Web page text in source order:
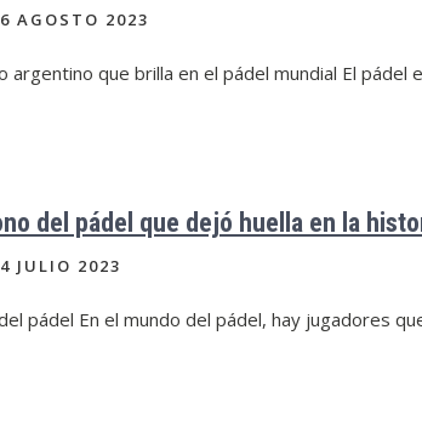
AGOSTO 2023
argentino que brilla en el pádel mundial El pádel
del pádel que dejó huella en la
JULIO 2023
pádel En el mundo del pádel, hay jugadores